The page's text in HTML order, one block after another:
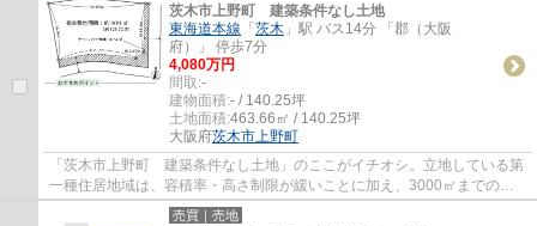
茨木市上野町 建築条件なし土地
東海道本線 「 茨木 」駅 バス14分 「郡（大阪
府）」 停歩7分
4,080万円
間取:-
建物面積:- / 140.25坪
土地面積:463.66㎡ / 140.25坪
大阪府茨木市上野町
「茨木市上野町 建築条件なし土地」のここがイチオシ。立地している第
一種住居地域は、容積率・高さ制限が緩いことに加え、3000㎡までの店
舗等の住宅以外の建築物も建てることできる...
売買｜売地